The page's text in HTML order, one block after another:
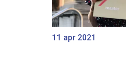
11 apr 2021